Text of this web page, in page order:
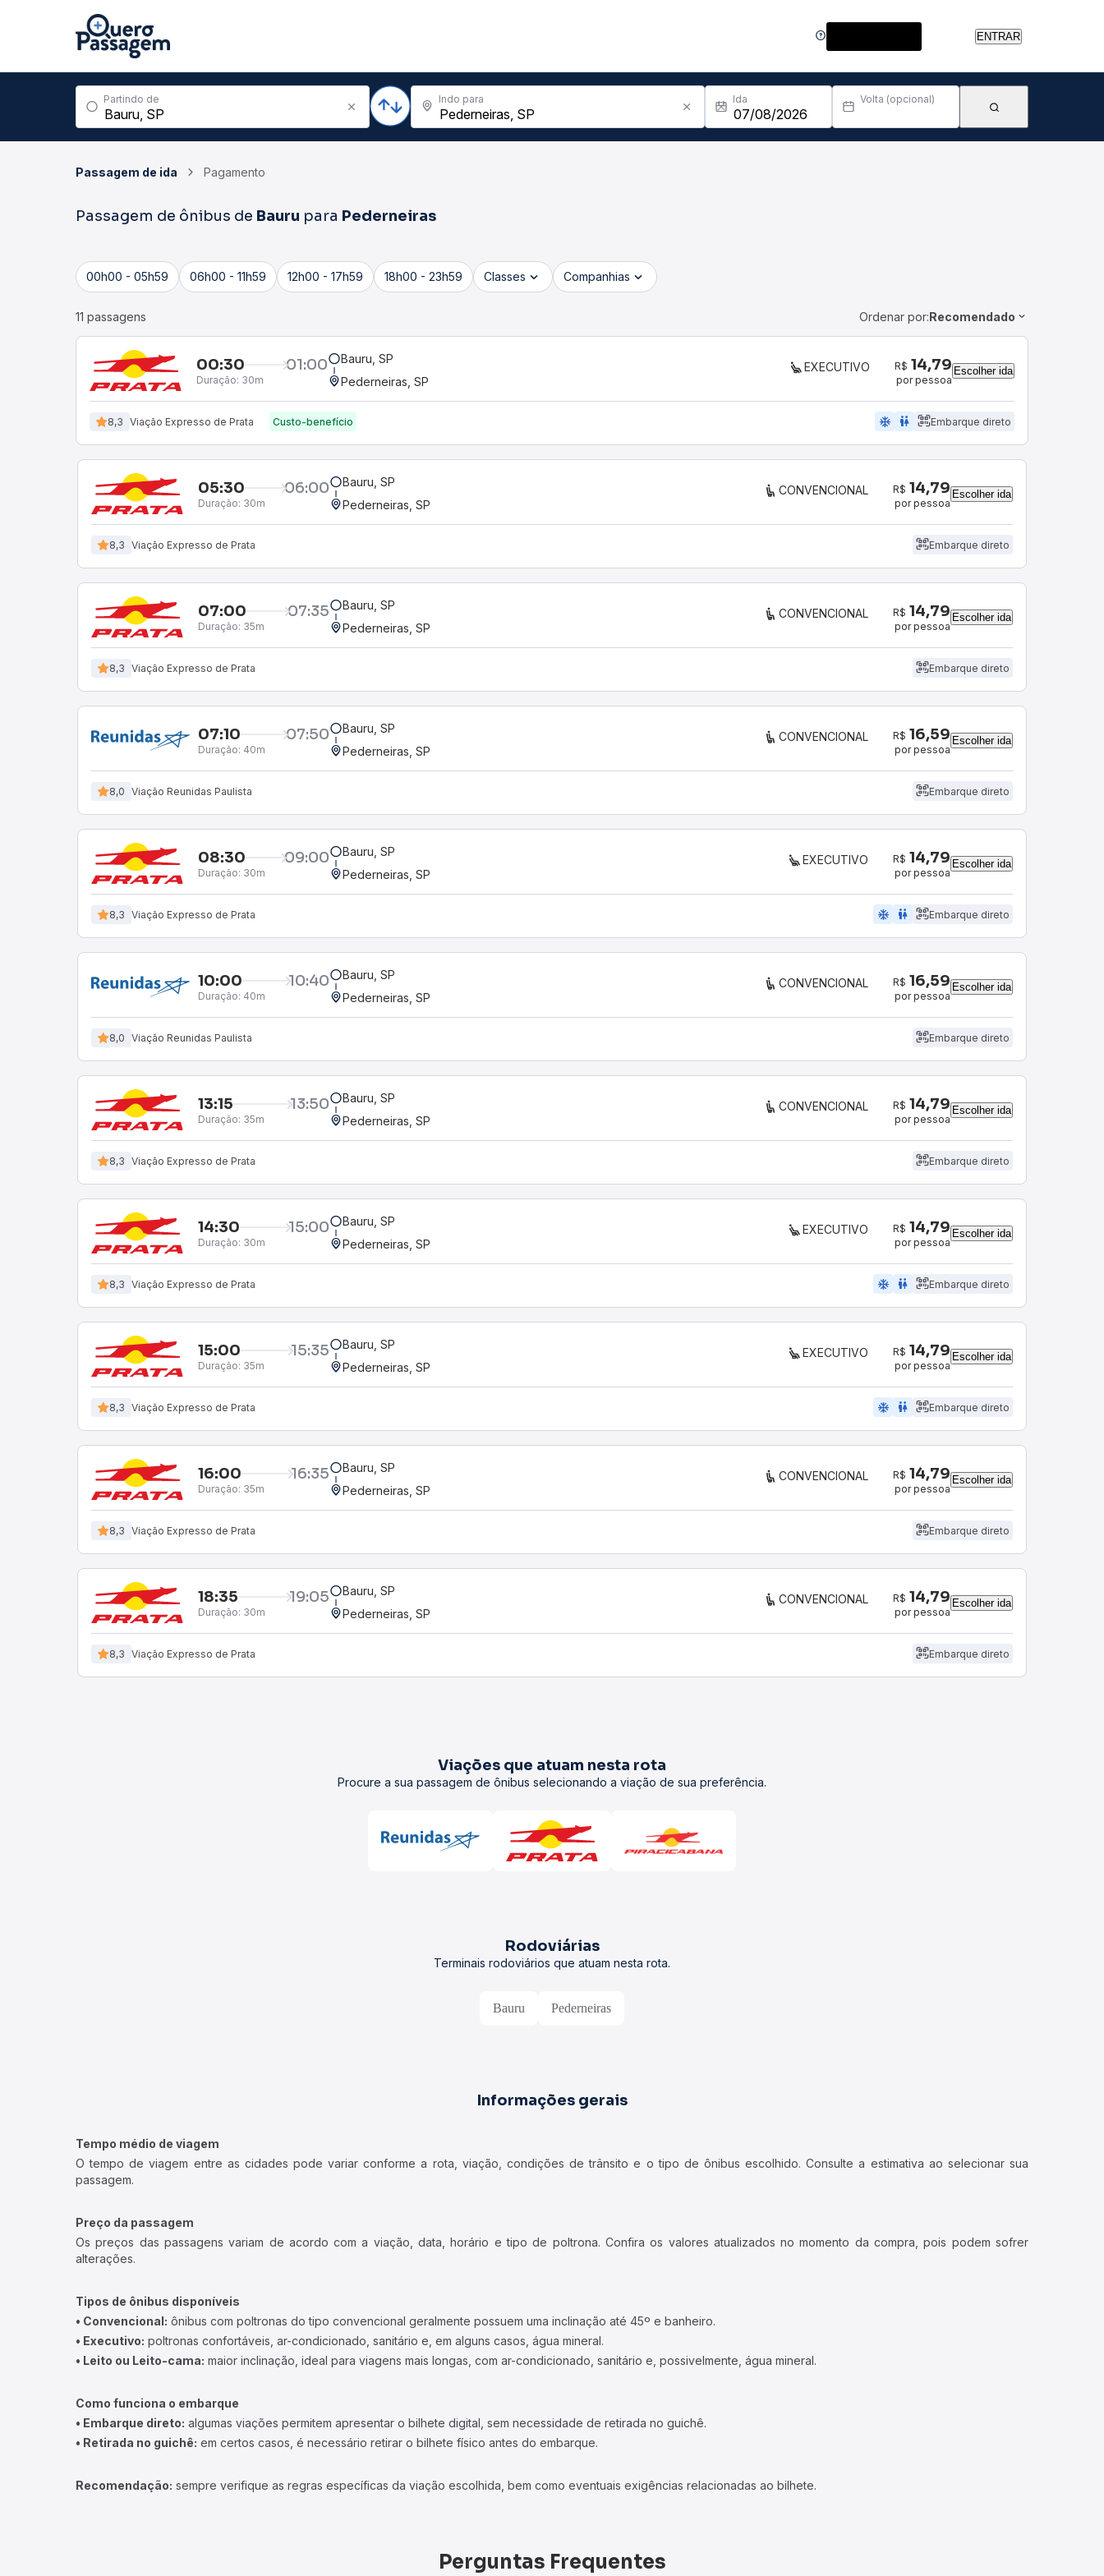
ENTRAR
Partindo de Indo para Ida Volta (opcional)
Passagem de ida Pagamento
Passagem de ônibus de Bauru para Pederneiras
00h00 - 05h59 06h00 - 11h59 12h00 - 17h59 18h00 - 23h59 Classes Companhias
11 passagens Ordenar por:Recomendado
00:30 01:00
Duração: 30m
Bauru, SP
Pederneiras, SP
EXECUTIVO R$ 14,79
por pessoa
Escolher ida
8,3 Viação Expresso de Prata Custo-benefício ac_unit wc Embarque direto
05:30 06:00
Duração: 30m
Bauru, SP
Pederneiras, SP
CONVENCIONAL R$ 14,79
por pessoa
Escolher ida
8,3 Viação Expresso de Prata Embarque direto
07:00 07:35
Duração: 35m
Bauru, SP
Pederneiras, SP
CONVENCIONAL R$ 14,79
por pessoa
Escolher ida
8,3 Viação Expresso de Prata Embarque direto
07:10 07:50
Duração: 40m
Bauru, SP
Pederneiras, SP
CONVENCIONAL R$ 16,59
por pessoa
Escolher ida
8,0 Viação Reunidas Paulista Embarque direto
08:30 09:00
Duração: 30m
Bauru, SP
Pederneiras, SP
EXECUTIVO R$ 14,79
por pessoa
Escolher ida
8,3 Viação Expresso de Prata ac_unit wc Embarque direto
10:00 10:40
Duração: 40m
Bauru, SP
Pederneiras, SP
CONVENCIONAL R$ 16,59
por pessoa
Escolher ida
8,0 Viação Reunidas Paulista Embarque direto
13:15 13:50
Duração: 35m
Bauru, SP
Pederneiras, SP
CONVENCIONAL R$ 14,79
por pessoa
Escolher ida
8,3 Viação Expresso de Prata Embarque direto
14:30 15:00
Duração: 30m
Bauru, SP
Pederneiras, SP
EXECUTIVO R$ 14,79
por pessoa
Escolher ida
8,3 Viação Expresso de Prata ac_unit wc Embarque direto
15:00 15:35
Duração: 35m
Bauru, SP
Pederneiras, SP
EXECUTIVO R$ 14,79
por pessoa
Escolher ida
8,3 Viação Expresso de Prata ac_unit wc Embarque direto
16:00 16:35
Duração: 35m
Bauru, SP
Pederneiras, SP
CONVENCIONAL R$ 14,79
por pessoa
Escolher ida
8,3 Viação Expresso de Prata Embarque direto
18:35 19:05
Duração: 30m
Bauru, SP
Pederneiras, SP
CONVENCIONAL R$ 14,79
por pessoa
Escolher ida
8,3 Viação Expresso de Prata Embarque direto
Viações que atuam nesta rota
Procure a sua passagem de ônibus selecionando a viação de sua preferência.
Rodoviárias
Terminais rodoviários que atuam nesta rota.
Bauru Pederneiras
Informações gerais
Tempo médio de viagem
O tempo de viagem entre as cidades pode variar conforme a rota, viação, condições de trânsito e o tipo de ônibus escolhido. Consulte a estimativa ao selecionar sua
passagem.
Preço da passagem
Os preços das passagens variam de acordo com a viação, data, horário e tipo de poltrona. Confira os valores atualizados no momento da compra, pois podem sofrer
alterações.
Tipos de ônibus disponíveis
• Convencional: ônibus com poltronas do tipo convencional geralmente possuem uma inclinação até 45º e banheiro.
• Executivo: poltronas confortáveis, ar-condicionado, sanitário e, em alguns casos, água mineral.
• Leito ou Leito-cama: maior inclinação, ideal para viagens mais longas, com ar-condicionado, sanitário e, possivelmente, água mineral.
Como funciona o embarque
• Embarque direto: algumas viações permitem apresentar o bilhete digital, sem necessidade de retirada no guichê.
• Retirada no guichê: em certos casos, é necessário retirar o bilhete físico antes do embarque.
Recomendação: sempre verifique as regras específicas da viação escolhida, bem como eventuais exigências relacionadas ao bilhete.
Perguntas Frequentes